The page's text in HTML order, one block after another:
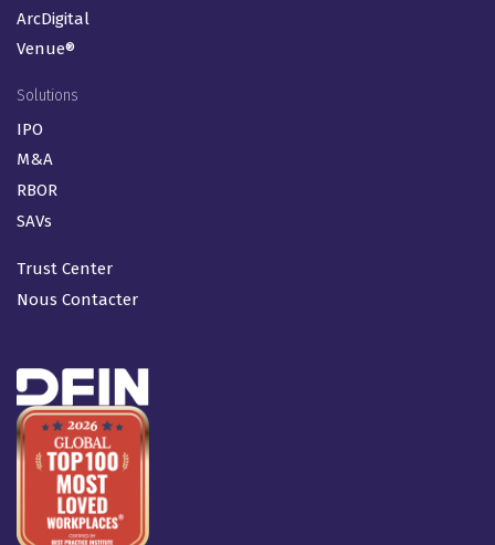
ArcDigital
Venue®
Solutions
IPO
M&A
RBOR
SAVs
Trust Center
Nous Contacter